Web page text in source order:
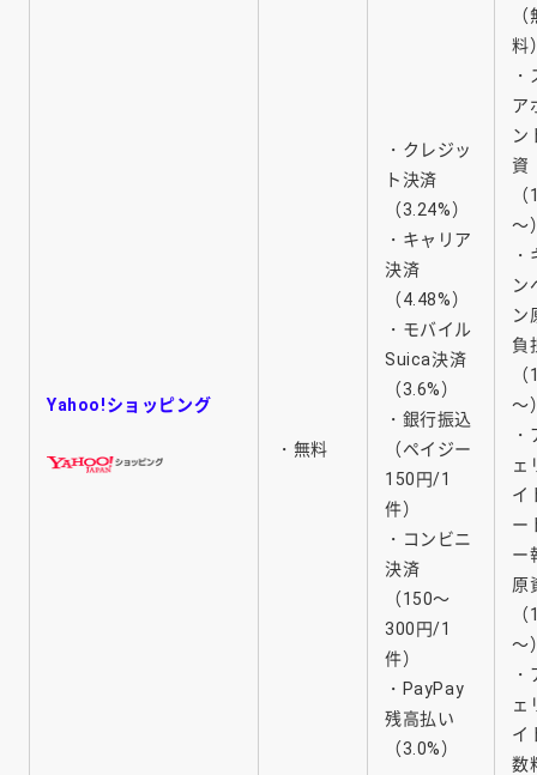
Yahoo!ショッピング
・無料
・クレジッ
ト決済
（3.24%）
・キャリア
決済
（4.48%）
・モバイル
Suica決済
（3.6%）
・銀行振込
（ペイジー
150円/1
件）
・コンビニ
決済
（150～
300円/1
件）
・PayPay
残高払い
（3.0%）
料
ア
ン
資
～
ン
ン
負
～
ェ
イ
ー
ー
原
～
ェ
イ
数